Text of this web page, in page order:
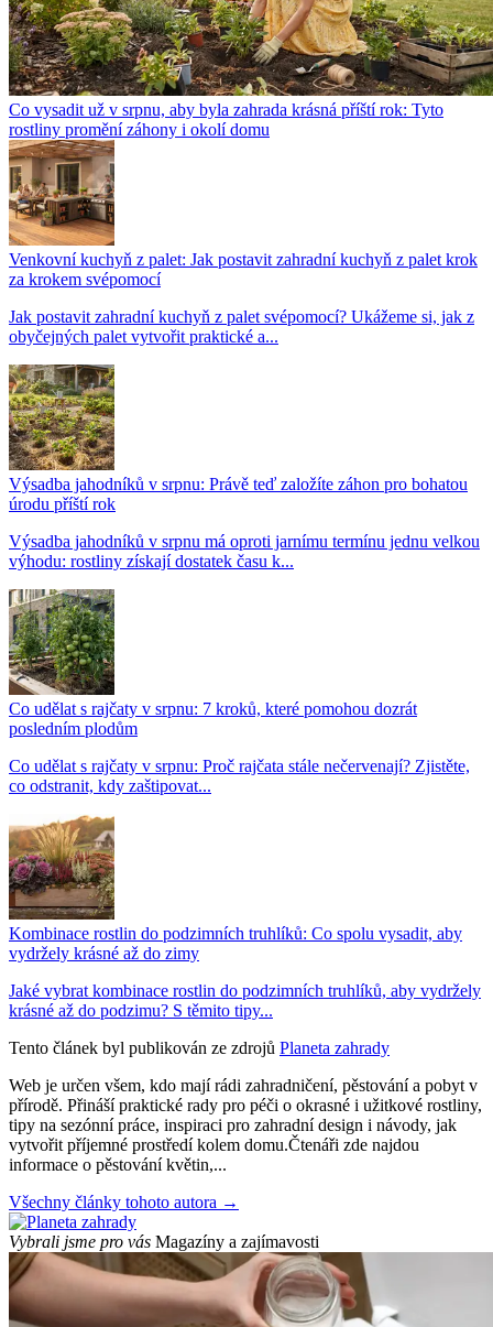
Co vysadit už v srpnu, aby byla zahrada krásná příští rok: Tyto
rostliny promění záhony i okolí domu
Venkovní kuchyň z palet: Jak postavit zahradní kuchyň z palet krok
za krokem svépomocí
Jak postavit zahradní kuchyň z palet svépomocí? Ukážeme si, jak z
obyčejných palet vytvořit praktické a...
Výsadba jahodníků v srpnu: Právě teď založíte záhon pro bohatou
úrodu příští rok
Výsadba jahodníků v srpnu má oproti jarnímu termínu jednu velkou
výhodu: rostliny získají dostatek času k...
Co udělat s rajčaty v srpnu: 7 kroků, které pomohou dozrát
posledním plodům
Co udělat s rajčaty v srpnu: Proč rajčata stále nečervenají? Zjistěte,
co odstranit, kdy zaštipovat...
Kombinace rostlin do podzimních truhlíků: Co spolu vysadit, aby
vydržely krásné až do zimy
Jaké vybrat kombinace rostlin do podzimních truhlíků, aby vydržely
krásné až do podzimu? S těmito tipy...
Tento článek byl publikován ze zdrojů Planeta zahrady
Web je určen všem, kdo mají rádi zahradničení, pěstování a pobyt v
přírodě. Přináší praktické rady pro péči o okrasné i užitkové rostliny,
tipy na sezónní práce, inspiraci pro zahradní design i návody, jak
vytvořit příjemné prostředí kolem domu.Čtenáři zde najdou
informace o pěstování květin,...
Všechny články tohoto autora →
Vybrali jsme pro vás Magazíny a zajímavosti